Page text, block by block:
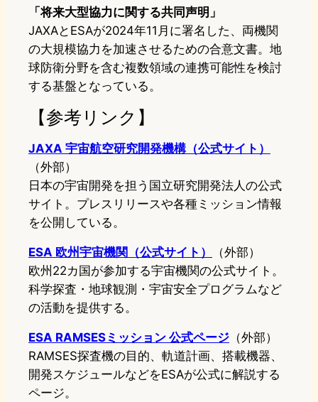
「将来大型協力に関する共同声明」
JAXAとESAが2024年11月に署名した、両機関
の大規模協力を加速させるための合意文書。地
球防衛分野を含む複数領域の連携可能性を検討
する基盤となっている。
【参考リンク】
JAXA 宇宙航空研究開発機構（公式サイト）
（外部）
日本の宇宙開発を担う国立研究開発法人の公式
サイト。プレスリリースや各種ミッション情報
を公開している。
ESA 欧州宇宙機関（公式サイト）
（外部）
欧州22カ国が参加する宇宙機関の公式サイト。
科学探査・地球観測・宇宙安全プログラムなど
の活動を提供する。
ESA RAMSESミッション 公式ページ （外部）
RAMSES探査機の目的、軌道計画、搭載機器、
開発スケジュールなどをESAが公式に解説する
ページ。